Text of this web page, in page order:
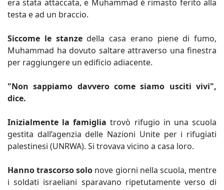
era stata attaccata, e Muhammad è rimasto ferito alla
testa e ad un braccio.
Siccome le stanzedella casa erano piene di fumo,
Muhammad ha dovuto saltare attraverso una finestra
per raggiungere un edificio adiacente.
"Non sappiamo davvero come siamo usciti vivi",
dice.
Inizialmente la famiglia trovò rifugio in una scuola
gestita dall’agenzia delle Nazioni Unite per i rifugiati
palestinesi (UNRWA). Si trovava vicino a casa loro.
Hanno trascorso solo nove giorni nella scuola, mentre
i soldati israeliani sparavano ripetutamente verso di